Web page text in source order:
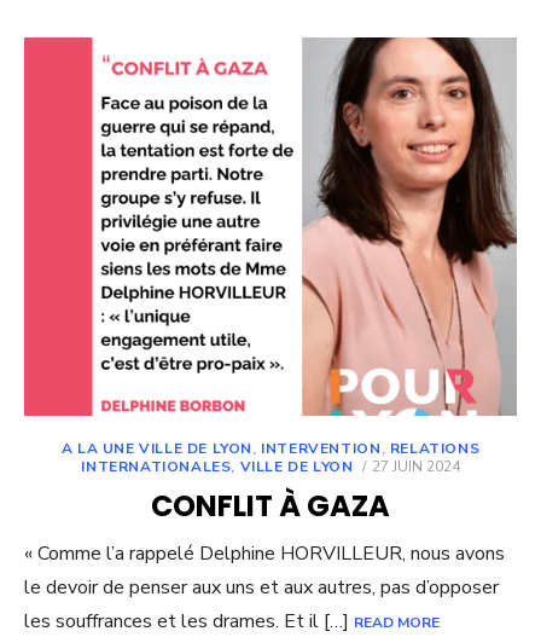
A LA UNE VILLE DE LYON, INTERVENTION, RELATIONS
INTERNATIONALES, VILLE DE LYON
POSTED
27 JUIN 2024
CONFLIT À GAZA
« Comme l’a rappelé Delphine HORVILLEUR, nous avons
le devoir de penser aux uns et aux autres, pas d’opposer
les souffrances et les drames. Et il […] READ MORE